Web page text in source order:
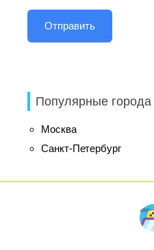
Популярные города
Москва
Санкт-Петербург